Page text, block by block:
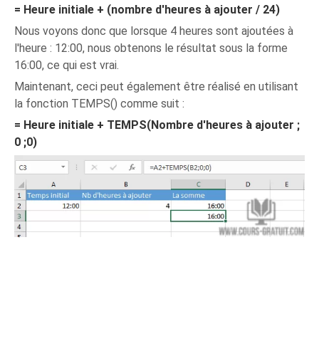
= Heure initiale + (nombre d'heures à ajouter / 24)
Nous voyons donc que lorsque 4 heures sont ajoutées à
l'heure : 12:00, nous obtenons le résultat sous la forme
16:00, ce qui est vrai.
Maintenant, ceci peut également être réalisé en utilisant
la fonction TEMPS() comme suit :
= Heure initiale + TEMPS(Nombre d'heures à ajouter ;
0 ;0)